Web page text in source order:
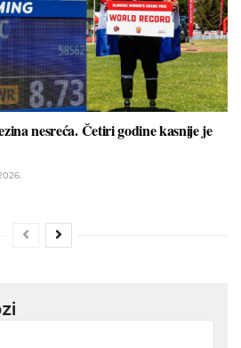
nesreća. Četiri godine kasnije je